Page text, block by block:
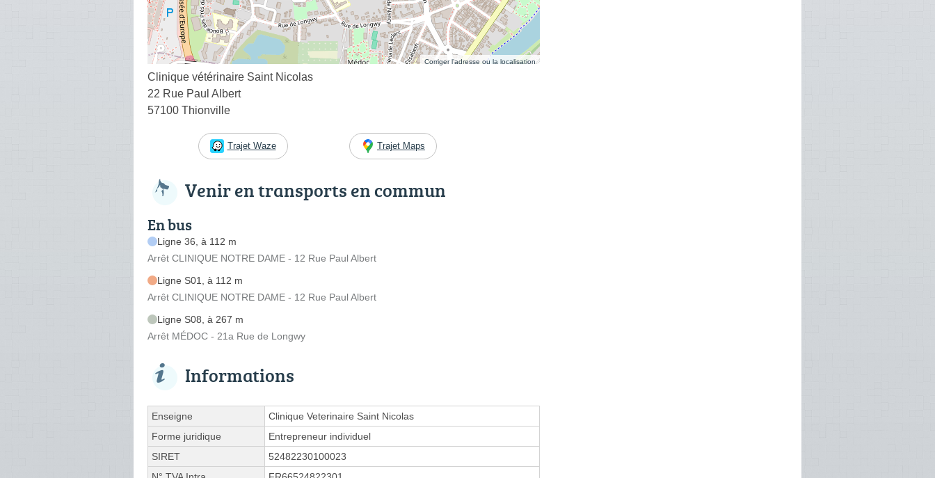
Corriger l’adresse ou la localisation
Clinique vétérinaire Saint Nicolas
22 Rue Paul Albert
57100 Thionville
Trajet Waze Trajet Maps
Venir en transports en commun
En bus
Ligne 36, à 112 m
Arrêt CLINIQUE NOTRE DAME - 12 Rue Paul Albert
Ligne S01, à 112 m
Arrêt CLINIQUE NOTRE DAME - 12 Rue Paul Albert
Ligne S08, à 267 m
Arrêt MÉDOC - 21a Rue de Longwy
Informations
Enseigne
Clinique Veterinaire Saint Nicolas
Forme juridique
Entrepreneur individuel
SIRET
52482230100023